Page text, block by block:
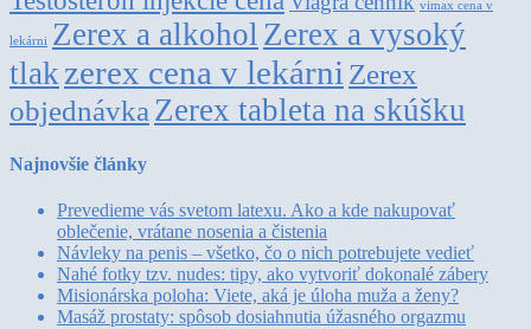
vimax cena v
lekárni Zerex a alkohol Zerex a vysoký
tlak zerex cena v lekárni Zerex
objednávka Zerex tableta na skúšku
Najnovšie články
Prevedieme vás svetom latexu. Ako a kde nakupovať
oblečenie, vrátane nosenia a čistenia
Návleky na penis – všetko, čo o nich potrebujete vedieť
Nahé fotky tzv. nudes: tipy, ako vytvoriť dokonalé zábery
Misionárska poloha: Viete, aká je úloha muža a ženy?
Masáž prostaty: spôsob dosiahnutia úžasného orgazmu